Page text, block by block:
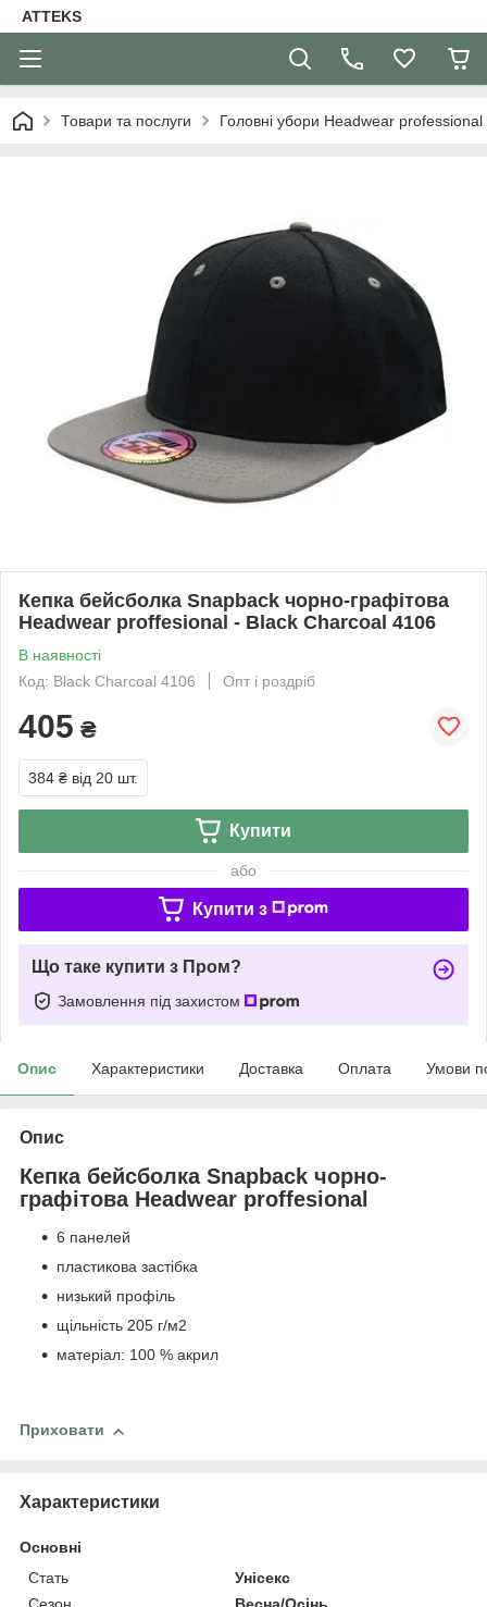
ATTEKS
Товари та послуги Головні убори Headwear professional
Кепка бейсболка Snapback чорно-графітова
Headwear proffesional - Black Charcoal 4106
В наявності
Код: Black Charcoal 4106
Опт і роздріб
405 ₴
384 ₴ від 20 шт.
Купити
або
Купити з
Що таке купити з Пром?
Замовлення під захистом
Опис Характеристики Доставка Оплата Умови
Опис
Кепка бейсболка Snapback чорно-
графітова Headwear proffesional
6 панелей
пластикова застібка
низький профіль
щільність 205 г/м2
матеріал: 100 % акрил
Приховати
Характеристики
Основні
Стать
Унісекс
Сезон
Весна/Осінь